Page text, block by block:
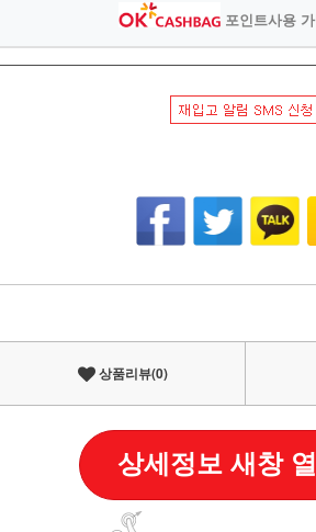
포인트사용
상품리뷰(0)
상세정보 새창